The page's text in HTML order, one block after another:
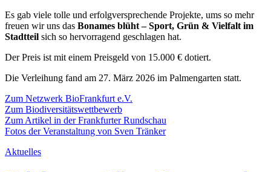
Es gab viele tolle und erfolgversprechende Projekte, ums so mehr
freuen wir uns das Bonames blüht – Sport, Grün & Vielfalt im
Stadtteil sich so hervorragend geschlagen hat.
Der Preis ist mit einem Preisgeld von 15.000 € dotiert.
Die Verleihung fand am 27. März 2026 im Palmengarten statt.
Zum Netzwerk BioFrankfurt e.V.
Zum Biodiversitätswettbewerb
Zum Artikel in der Frankfurter Rundschau
Fotos der Veranstaltung von Sven Tränker
Aktuelles